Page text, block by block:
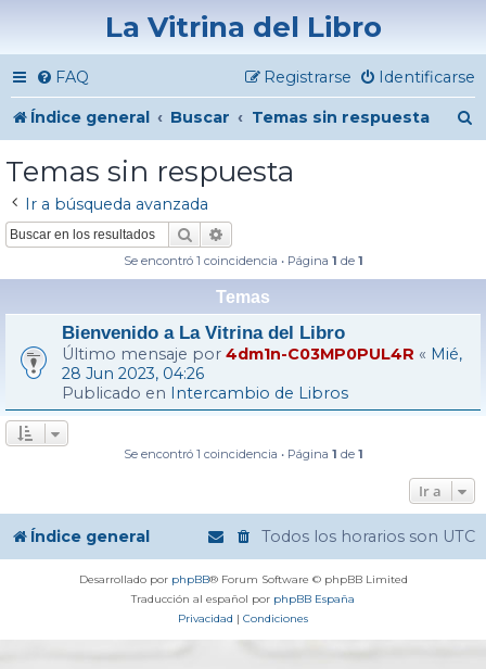
La Vitrina del Libro
FAQ Identificarse
Registrarse
Índice general Buscar Temas sin respuesta
r
Temas sin respuesta
Ir a búsqueda avanzada
Buscar
Se encontró 1 coincidencia • Página 1 de 1
Temas
Bienvenido a La Vitrina del Libro
Último mensaje por 4dm1n-C03MP0PUL4R « Mié,
28 Jun 2023, 04:26
Publicado en
Intercambio de Libros
Se encontró 1 coincidencia • Página 1 de 1
Ir a
Índice general Todos los horarios son UTC
Desarrollado por phpBB® Forum Software © phpBB Limited
Traducción al español por phpBB España
Privacidad | Condiciones